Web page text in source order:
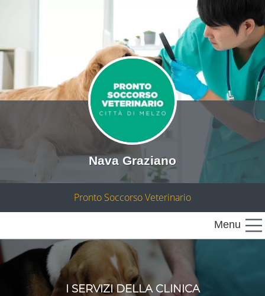
Nava Graziano
Pronto Soccorso Veterinario
Menu
I SERVIZI DELLA CLINICA